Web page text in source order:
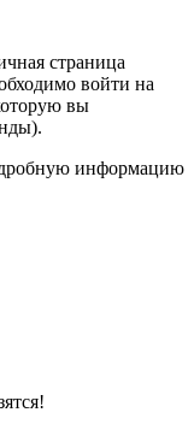
страница
войти на
вы
информацию